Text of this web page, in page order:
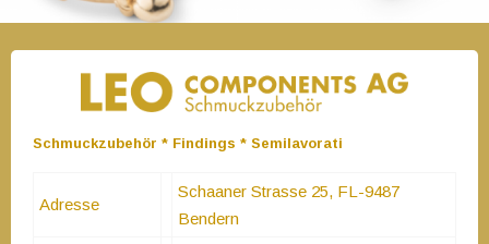
Schmuckzubehör * Findings * Semilavorati
Adresse
Schaaner Strasse 25, FL-9487
Bendern